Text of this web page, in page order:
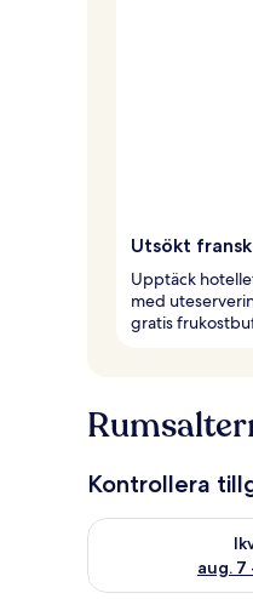
Utsökt
Upptäck
med
gratis
Kontrollera
aug. 7
Kontrollera